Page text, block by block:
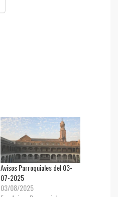
Avisos Parroquiales del 03-
07-2025
03/08/2025